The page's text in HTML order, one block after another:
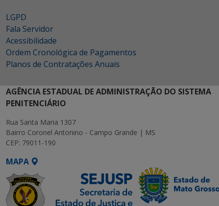
LGPD
Fala Servidor
Acessibilidade
Ordem Cronológica de Pagamentos
Planos de Contratações Anuais
AGÊNCIA ESTADUAL DE ADMINISTRAÇÃO DO SISTEMA
PENITENCIÁRIO
Rua Santa Maria 1307
Bairro Coronel Antonino - Campo Grande | MS
CEP: 79011-190
MAPA